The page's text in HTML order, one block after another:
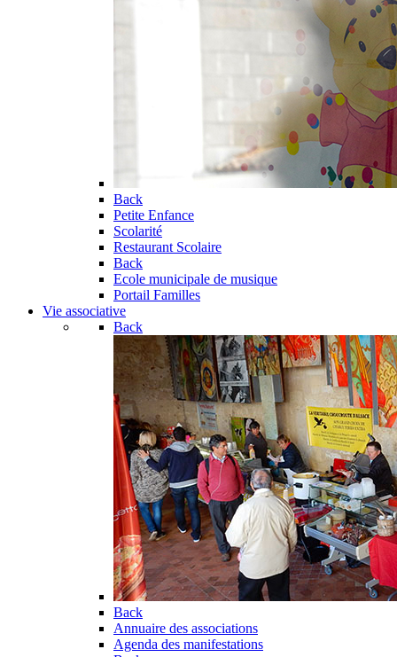
Back
Petite Enfance
Scolarité
Restaurant Scolaire
Back
Ecole municipale de musique
Portail Familles
Vie associative
Back
Back
Annuaire des associations
Agenda des manifestations